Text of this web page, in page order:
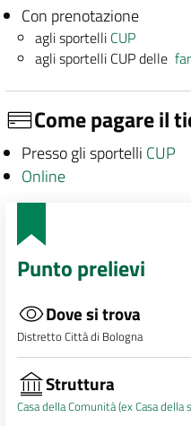
Con prenotazione
agli sportelli CUP
agli sportelli CUP delle
Come pagare il
Presso gli sportelli CUP
Online
Punto prelievi
Dove si trova
Distretto Città di Bologna
Struttura
Casa della Comunità (ex Casa